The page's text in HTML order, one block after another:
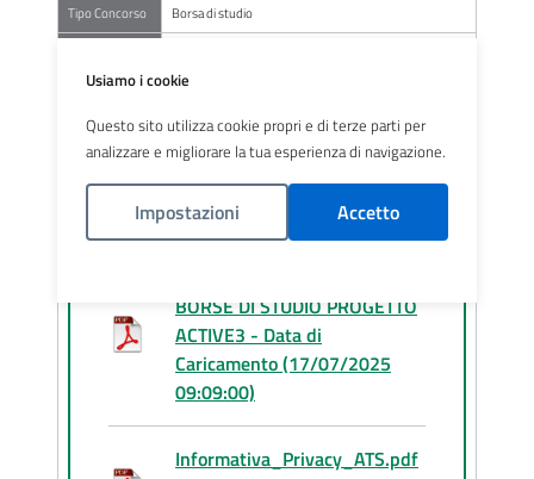
Tipo Concorso
Borsa di studio
Scadenza
03-08-2025
LINK ALLEGATI
ALLEGATI
BORSE DI STUDIO PROGETTO
ACTIVE3 - Data di
Caricamento (17/07/2025
09:09:00)
Informativa_Privacy_ATS.pdf
Usiamo i cookie
Questo sito utilizza cookie propri e di terze parti per
analizzare e migliorare la tua esperienza di navigazione.
Impostazioni Accetto